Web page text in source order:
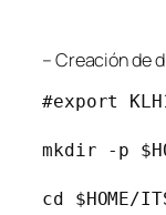
– Creación de
#export
mkdir -p
cd $HOME/